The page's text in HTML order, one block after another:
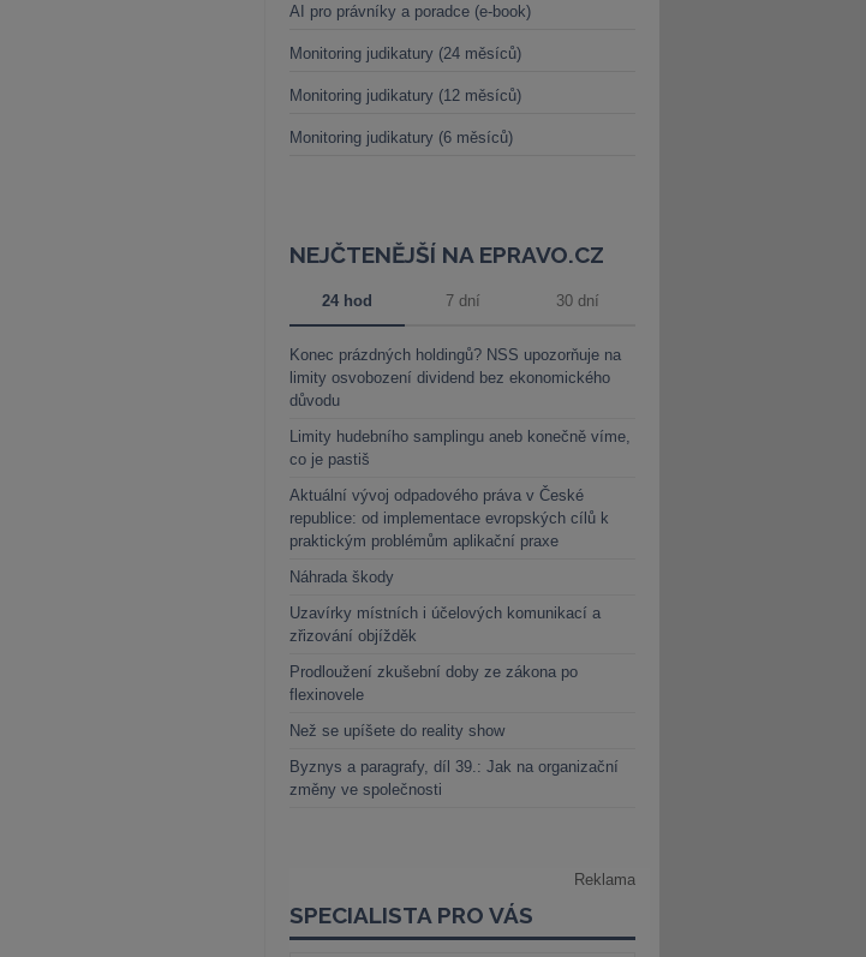
AI pro právníky a poradce (e-book)
Monitoring judikatury (24 měsíců)
Monitoring judikatury (12 měsíců)
Monitoring judikatury (6 měsíců)
NEJČTENĚJŠÍ NA EPRAVO.CZ
24 hod 7 dní 30 dní
Konec prázdných holdingů? NSS upozorňuje na
limity osvobození dividend bez ekonomického
důvodu
Limity hudebního samplingu aneb konečně víme,
co je pastiš
Aktuální vývoj odpadového práva v České
republice: od implementace evropských cílů k
praktickým problémům aplikační praxe
Náhrada škody
Uzavírky místních i účelových komunikací a
zřizování objížděk
Prodloužení zkušební doby ze zákona po
flexinovele
Než se upíšete do reality show
Byznys a paragrafy, díl 39.: Jak na organizační
změny ve společnosti